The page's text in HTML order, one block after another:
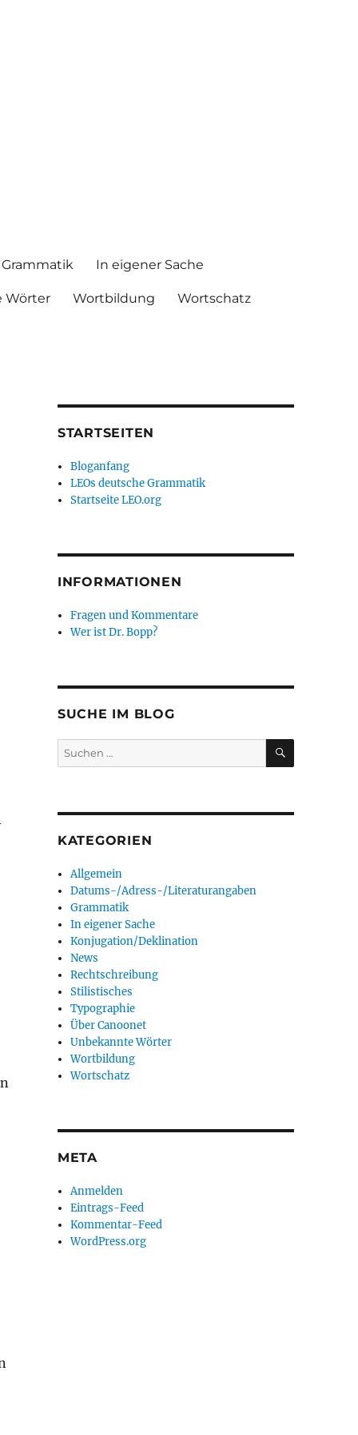
Grammatik In eigener Sache
Wörter Wortbildung Wortschatz
STARTSEITEN
Bloganfang
LEOs deutsche Grammatik
Startseite LEO.org
INFORMATIONEN
Fragen und Kommentare
Wer ist Dr. Bopp?
SUCHE IM BLOG
Suchen
nach:
SUCHEN
KATEGORIEN
Allgemein
Datums-/Adress-/Literaturangaben
Grammatik
In eigener Sache
Konjugation/Deklination
News
Rechtschreibung
Stilistisches
Typographie
Über Canoonet
Unbekannte Wörter
Wortbildung
Wortschatz
META
Anmelden
Eintrags-Feed
Kommentar-Feed
WordPress.org